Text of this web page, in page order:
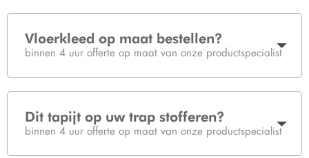
Vloerkleed op maat bestellen?
binnen 4 uur offerte op maat van onze productspecialist
Dit tapijt op uw trap stofferen?
binnen 4 uur offerte op maat van onze productspecialist